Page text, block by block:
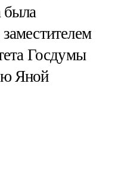
была
Госдумы
Яной